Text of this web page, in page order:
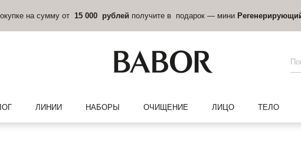
на сумму от 15 000 рублей получите в подарок — мини
ЛИНИИ НАБОРЫ ОЧИЩЕНИЕ ЛИЦО ТЕЛО